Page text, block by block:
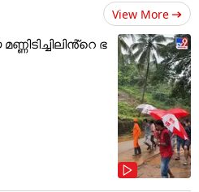
View More
ഭ